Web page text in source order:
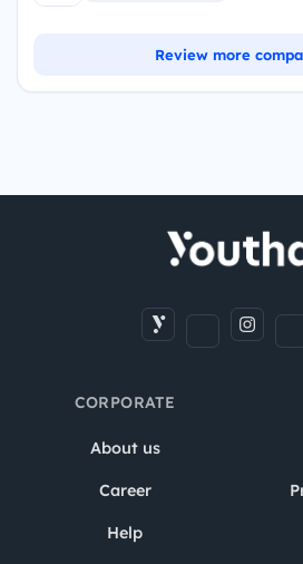
Review more
CORPORATE
About us
Career
Help